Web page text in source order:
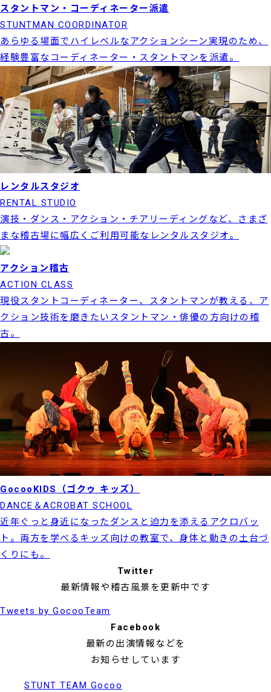
スタントマン・コーディネーター派遣
STUNTMAN COORDINATOR
あらゆる場面でハイレベルなアクションシーン実現のため、
経験豊富なコーディネーター・スタントマンを派遣。
レンタルスタジオ
RENTAL STUDIO
演技・ダンス・アクション・チアリーディングなど、さまざ
まな稽古場に幅広くご利用可能なレンタルスタジオ。
アクション稽古
ACTION CLASS
現役スタントコーディネーター、スタントマンが教える、ア
クション技術を磨きたいスタントマン・俳優の方向けの稽
古。
GocooKIDS
（ゴクゥ キッズ）
DANCE＆ACROBAT SCHOOL
近年ぐっと身近になったダンスと迫力を添えるアクロバッ
ト。両方を学べるキッズ向けの教室で、身体と動きの土台づ
くりにも。
Twitter
最新情報や稽古風景を更新中です
Tweets by GocooTeam
Facebook
最新の出演情報などを
お知らせしています
STUNT TEAM Gocoo